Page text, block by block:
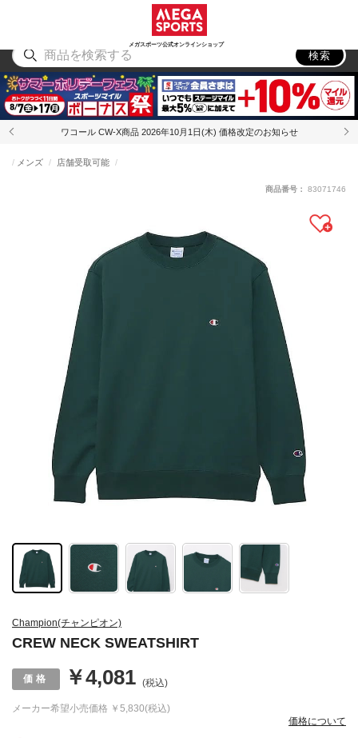
メガスポーツ公式オンラインショップ
アウトドア
検索
ワコール CW-X商品 2026年10月1日(木) 価格改定のお知らせ
Champion(チャンピオン)
CREW NECK SWEATSHIRT
メンズ 店舗受取可能
メーカー希望小売価格 ￥5,830(税込)
￥4,081 (税込)
価格について
商品番号： 83071746